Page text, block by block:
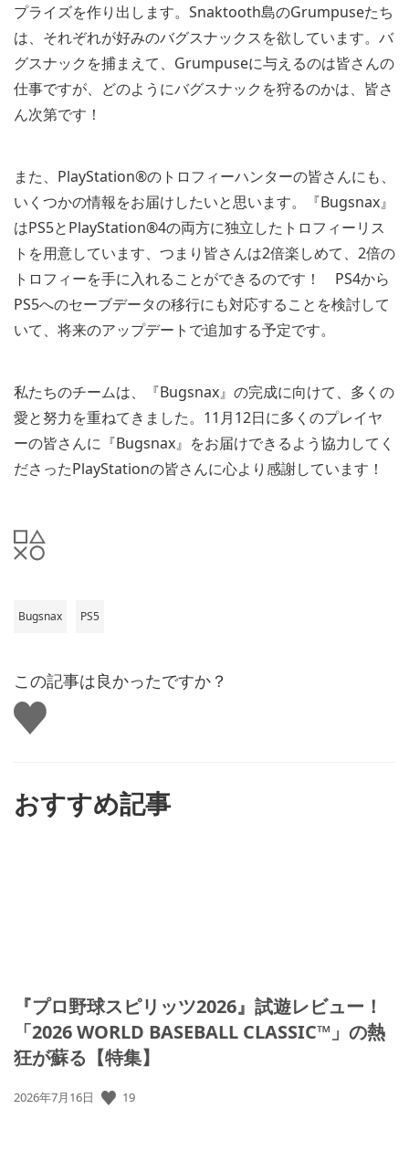
プライズを作り出します。Snaktooth島のGrumpuseたち
は、それぞれが好みのバグスナックスを欲しています。バ
グスナックを捕まえて、Grumpuseに与えるのは皆さんの
仕事ですが、どのようにバグスナックを狩るのかは、皆さ
ん次第です！
また、PlayStation®のトロフィーハンターの皆さんにも、
いくつかの情報をお届けしたいと思います。『Bugsnax』
はPS5とPlayStation®4の両方に独立したトロフィーリス
トを用意しています、つまり皆さんは2倍楽しめて、2倍の
トロフィーを手に入れることができるのです！ PS4から
PS5へのセーブデータの移行にも対応することを検討して
いて、将来のアップデートで追加する予定です。
私たちのチームは、『Bugsnax』の完成に向けて、多くの
愛と努力を重ねてきました。11月12日に多くのプレイヤ
ーの皆さんに『Bugsnax』をお届けできるよう協力してく
ださったPlayStationの皆さんに心より感謝しています！
Bugsnax PS5
この記事は良かったですか？
い
い
おすすめ記事
『プロ野球スピリッツ2026』試遊レビュー！
「2026 WORLD BASEBALL CLASSIC™」の熱
狂が蘇る【特集】
公
2026年7月16日 19